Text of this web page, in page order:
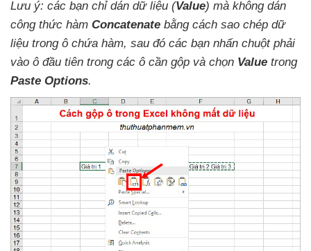
Lưu ý: các bạn chỉ dán dữ liệu (Value) mà không dán
công thức hàm Concatenate bằng cách sao chép dữ
liệu trong ô chứa hàm, sau đó các bạn nhấn chuột phải
vào ô đầu tiên trong các ô cần gộp và chọn Value trong
Paste Options.